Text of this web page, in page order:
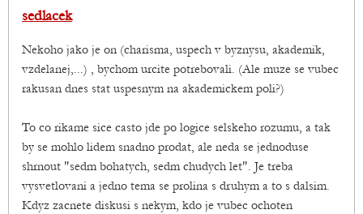
sedlacek
Nekoho jako je on (charisma, uspech v byznysu, akademik,
vzdelanej,...) , bychom urcite potrebovali. (Ale muze se vubec
rakusan dnes stat uspesnym na akademickem poli?)
To co rikame sice casto jde po logice selskeho rozumu, a tak
by se mohlo lidem snadno prodat, ale neda se jednoduse
shrnout "sedm bohatych, sedm chudych let". Je treba
vysvetlovani a jedno tema se prolina s druhym a to s dalsim.
Kdyz zacnete diskusi s nekym, kdo je vubec ochoten